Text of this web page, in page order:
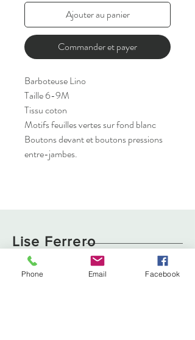
Ajouter au panier
Commander et payer
Barboteuse Lino
Taille 6-9M
Tissu coton
Motifs feuilles vertes sur fond blanc
Boutons devant et boutons pressions
entre-jambes.
Lise Ferrero
Boutique
Livraison et retours
Phone Email Facebook